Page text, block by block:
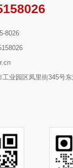
8026
业园区凤里街345号